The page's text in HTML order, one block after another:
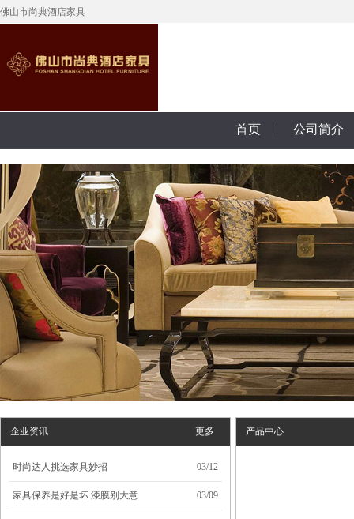
佛山市尚典酒店家具
首页 | 公司简介
更多
企业资讯
03/12
时尚达人挑选家具妙招
03/09
家具保养是好是坏 漆膜别大意
产品中心